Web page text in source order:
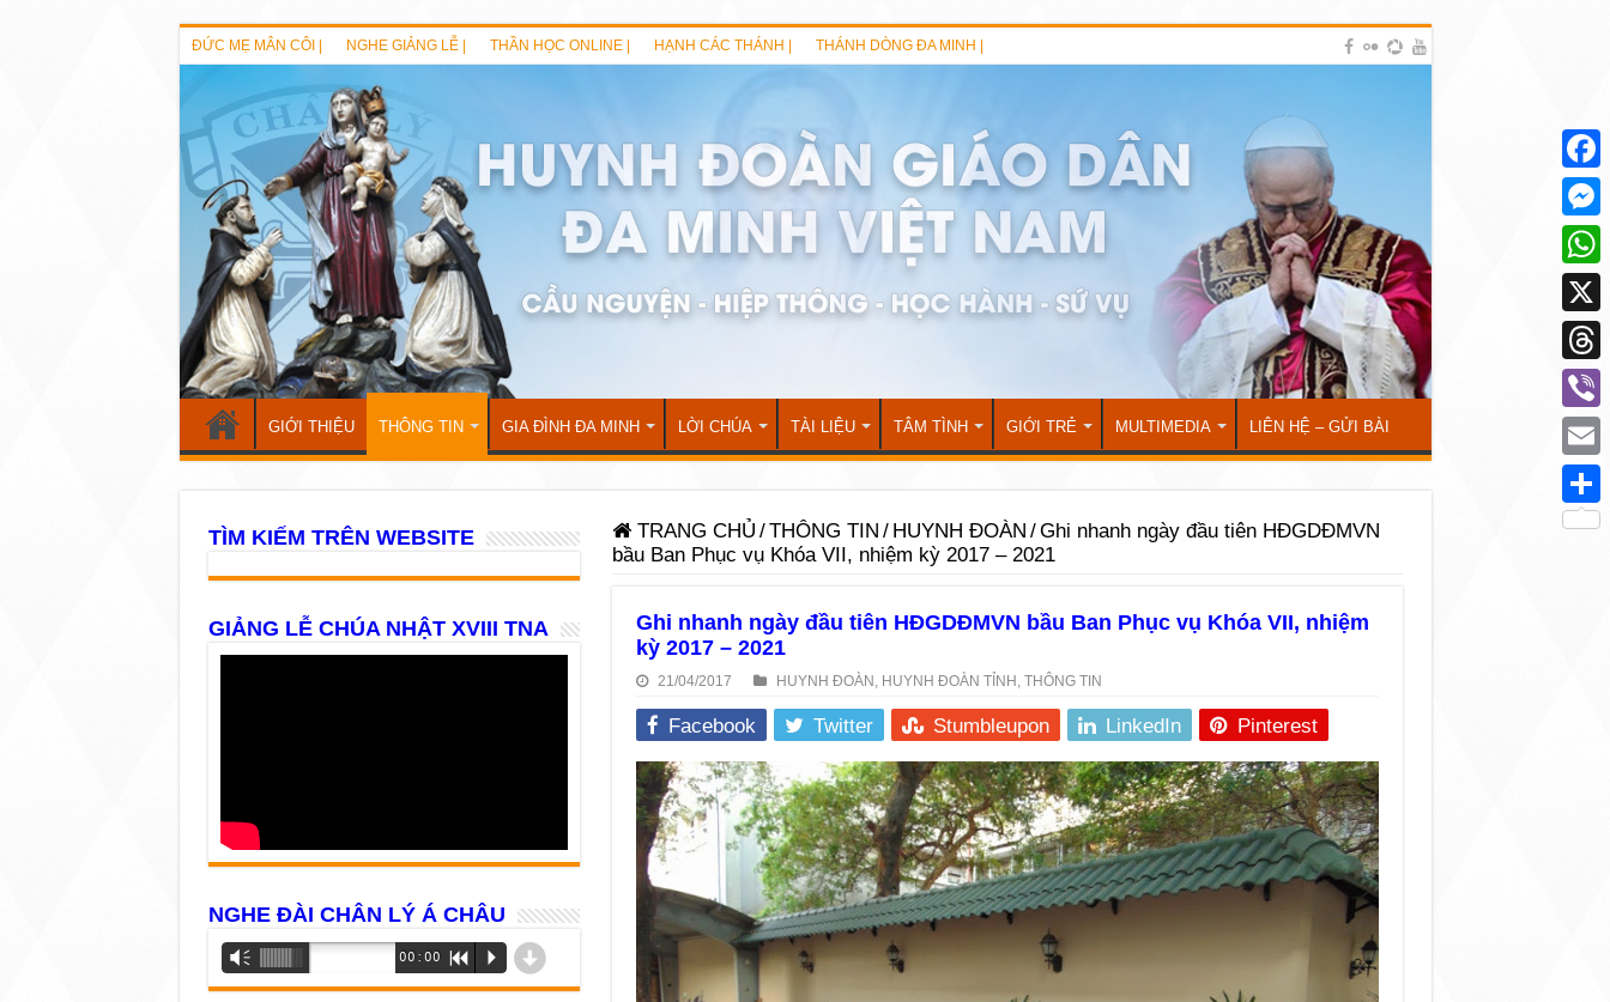
ĐỨC MẸ MÂN CÔI | NGHE GIẢNG LỄ | THẦN HỌC ONLINE | HẠNH CÁC THÁNH | THÁNH DÒNG ĐA MINH |
GIỚI THIỆU THÔNG TIN GIA ĐÌNH ĐA MINH LỜI CHÚA TÀI LIỆU TÂM TÌNH GIỚI TRẺ MULTIMEDIA LIÊN HỆ – GỬI BÀI
TRANG CHỦ /THÔNG TIN / HUYNH ĐOÀN /Ghi nhanh ngày đầu tiên HĐGDĐMVN
bầu Ban Phục vụ Khóa VII, nhiệm kỳ 2017 – 2021
Ghi nhanh ngày đầu tiên HĐGDĐMVN bầu Ban Phục vụ Khóa VII, nhiệm
kỳ 2017 – 2021
21/04/2017 HUYNH ĐOÀN , HUYNH ĐOÀN TỈNH , THÔNG TIN
Facebook Twitter Stumbleupon LinkedIn Pinterest
TÌM KIẾM TRÊN WEBSITE
GIẢNG LỄ CHÚA NHẬT XVIII TNA
NGHE ĐÀI CHÂN LÝ Á CHÂU
Trình
phát
Vm 00:00 R P d
X
Viber